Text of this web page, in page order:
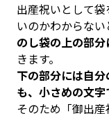
出産祝いとして
いのかわからない
のし袋の上の部分
きます。
下の部分には自
も、小さめの文字
そのため「御出